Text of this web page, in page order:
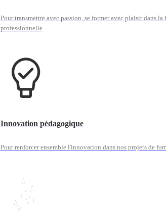
Pour transmettre avec passion, se former avec plaisir dans la
professionnelle
Innovation pédagogique
Pour renforcer ensemble l'innovation dans nos projets de